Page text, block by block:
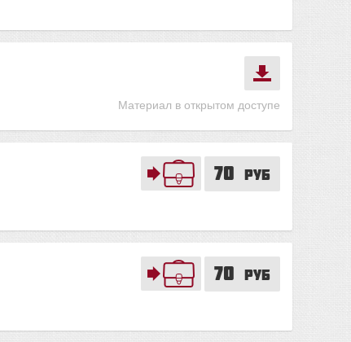
Материал в открытом доступе
70 руб
70 руб